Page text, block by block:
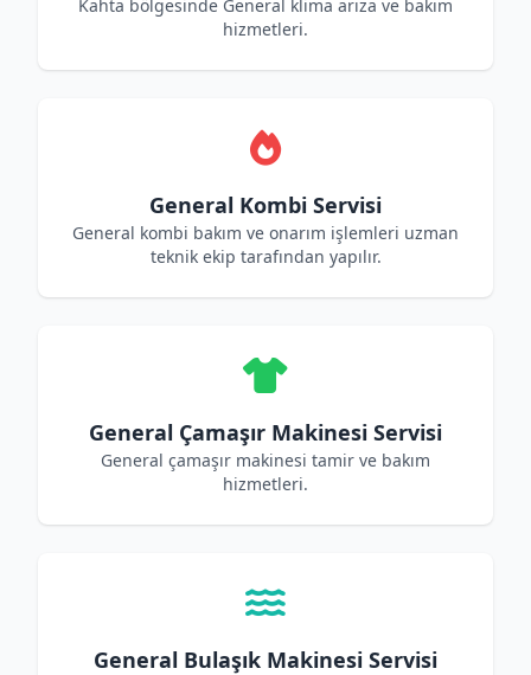
Kahta bölgesinde General klima arıza ve bakım
hizmetleri.
General Kombi Servisi
General kombi bakım ve onarım işlemleri uzman
teknik ekip tarafından yapılır.
General Çamaşır Makinesi Servisi
General çamaşır makinesi tamir ve bakım
hizmetleri.
General Bulaşık Makinesi Servisi